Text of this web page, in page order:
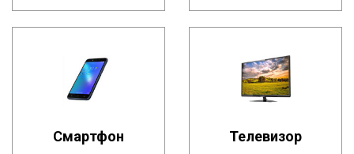
Смартфон Телевизор